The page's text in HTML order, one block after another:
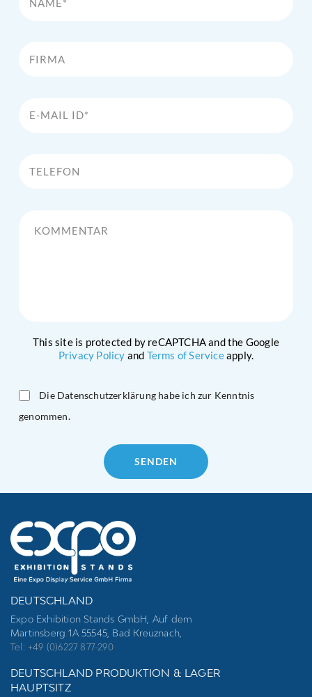
This site is protected by reCAPTCHA and the Google
Privacy Policy and Terms of Serviceapply.
Die Datenschutzerklärung habe ich zur Kenntnis
genommen.
empty.
DEUTSCHLAND
Expo Exhibition Stands GmbH, Auf dem
Martinsberg 1A 55545, Bad Kreuznach,
Tel: +49 (0)6227 877-290
DEUTSCHLAND PRODUKTION & LAGER
HAUPTSITZ